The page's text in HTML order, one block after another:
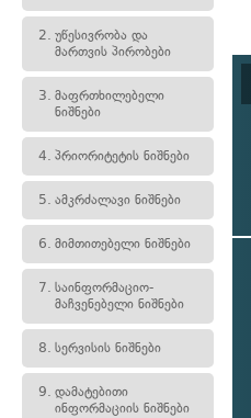
2. უწესივრობა და
მართვის პირობები
3. მაფრთხილებელი
ნიშნები
4. პრიორიტეტის ნიშნები
5. ამკრძალავი ნიშნები
6. მიმთითებელი ნიშნები
7. საინფორმაციო-
მაჩვენებელი ნიშნები
8. სერვისის ნიშნები
9. დამატებითი
ინფორმაციის ნიშნები